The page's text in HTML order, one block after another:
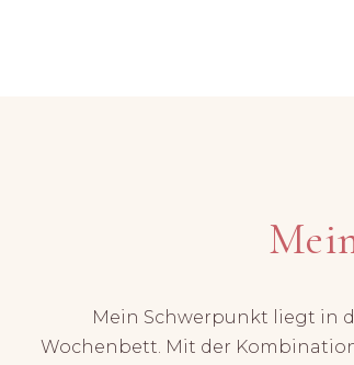
Mein Schwerpunkt liegt in
Wochenbett. Mit der